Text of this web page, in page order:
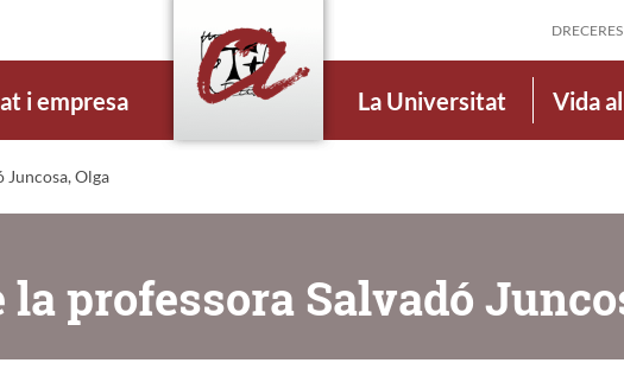
DRECERES
i empresa La Universitat Vida
Juncosa, Olga
professora Salvadó